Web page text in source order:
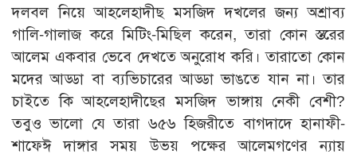
দলবল নিয়ে আহলেহাদীছ মসজিদ দখলের জন্য অশ্রাব্য
গালি-গালাজ করে মিটিং-মিছিল করেন, তারা কোন স্তরের
আলেম একবার ভেবে দেখতে অনুরোধ করি। তারাতো কোন
মদের আড্ডা বা ব্যভিচারের আড্ডা ভাঙতে যান না। তার
চাইতে কি আহলেহাদীছের মসজিদ ভাঙ্গায় নেকী বেশী?
তবুও ভালো যে তারা ৬৫৬ হিজরীতে বাগদাদে হানাফী-
শাফেঈ দাঙ্গার সময় উভয় পক্ষের আলেমগণের ন্যায়